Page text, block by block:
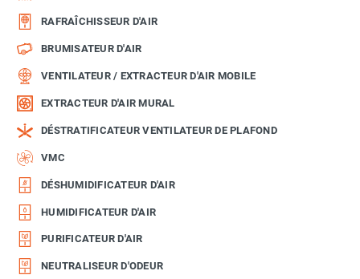
RAFRAÎCHISSEUR D'AIR
BRUMISATEUR D'AIR
VENTILATEUR / EXTRACTEUR D'AIR MOBILE
EXTRACTEUR D'AIR MURAL
DÉSTRATIFICATEUR VENTILATEUR DE PLAFOND
VMC
DÉSHUMIDIFICATEUR D'AIR
HUMIDIFICATEUR D'AIR
PURIFICATEUR D'AIR
NEUTRALISEUR D'ODEUR